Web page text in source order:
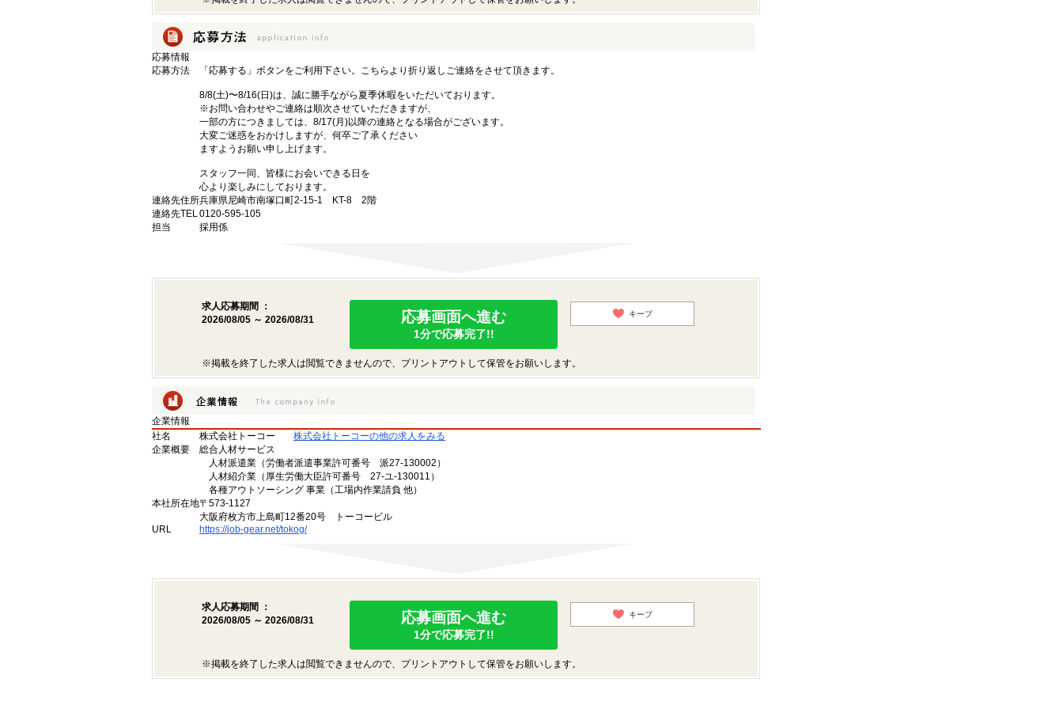
応募情報
応募方法
「応募する」ボタンをご利用下さい。こちらより折り返しご連絡をさせて頂きます。
8/8(土)〜8/16(日)は、誠に勝手ながら夏季休暇をいただいております。
※お問い合わせやご連絡は順次させていただきますが、
一部の方につきましては、8/17(月)以降の連絡となる場合がございます。
大変ご迷惑をおかけしますが、何卒ご了承ください
ますようお願い申し上げます。
スタッフ一同、皆様にお会いできる日を
心より楽しみにしております。
連絡先住所兵庫県尼崎市南塚口町2-15-1 KT-8 2階
連絡先TEL0120-595-105
担当
採用係
求人応募期間 ：
2026/08/05 ～ 2026/08/31
応募画面へ進む
1分で応募完了!!
キープ
※掲載を終了した求人は閲覧できませんので、プリントアウトして保管をお願いします。
企業情報
社名
株式会社トーコー
株式会社トーコーの他の求人をみる
企業概要
総合人材サービス
人材派遣業（労働者派遣事業許可番号 派27-130002）
人材紹介業（厚生労働大臣許可番号 27-ユ-130011）
各種アウトソーシング 事業（工場内作業請負 他）
本社所在地〒573-1127
大阪府枚方市上島町12番20号 トーコービル
URL
https://job-gear.net/tokog/
求人応募期間 ：
2026/08/05 ～ 2026/08/31
応募画面へ進む
1分で応募完了!!
キープ
※掲載を終了した求人は閲覧できませんので、プリントアウトして保管をお願いします。